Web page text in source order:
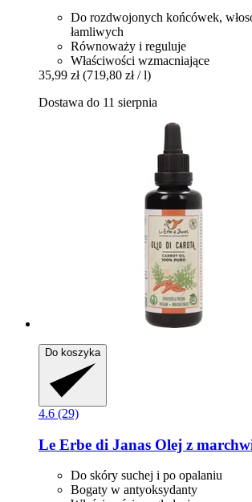
Do rozdwojonych końcówek,
łamliwych
Równoważy i reguluje
Właściwości wzmacniające
35,99 zł (719,80 zł / l)
Dostawa do 11 sierpnia
Do koszyka
4.6 (29)
Le Erbe di Janas Olej z
Do skóry suchej i po opalaniu
Bogaty w antyoksydanty